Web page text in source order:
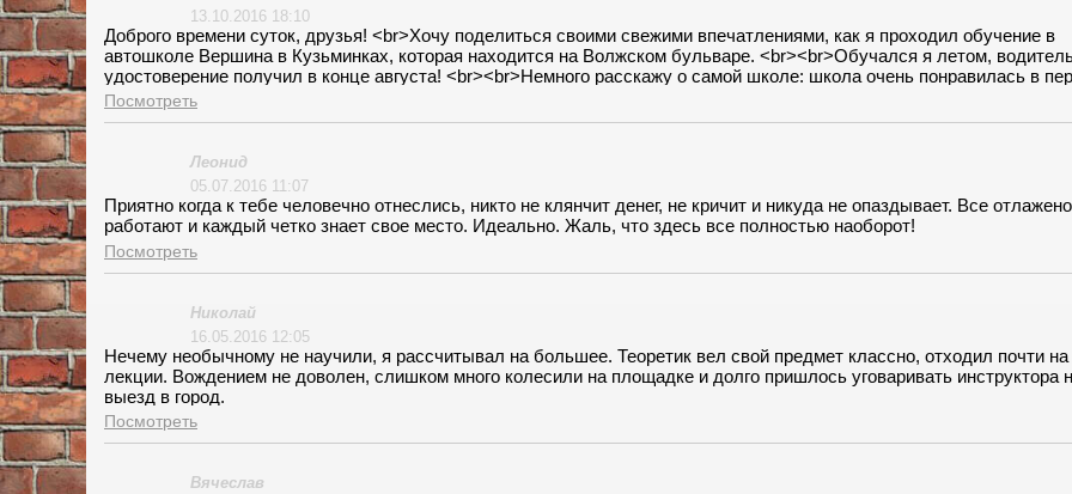
13.10.2016 18:10
Доброго времени суток, друзья! <br>Хочу поделиться своими свежими впечатлениями, как я проходил обучение в
автошколе Вершина в Кузьминках, которая находится на Волжском бульваре. <br><br>Обучался я летом,
удостоверение получил в конце августа! <br><br>Немного расскажу о самой школе: школа очень понравилась в
очередь своим удобным расположением, рядом с метро Кузьминки. Стоимость обучения в школе была такой же, как
было указанно на сайте, это важный был для меня момент, потому что в процессе поиска автошколы я натыкался на
очень толково и доходчиво все рассказывают и объясняют, во всем ощущал индивидуальный подход и мне это
понравилось . Особую благодарность хочу выразить Людмиле Васильевне, которая все же смогла донести до меня
правила проезда нерегулируемых перекрестков, которые мне никак не давались! <br>Экзамен по теории сдал с
раза. Практика так же прошла без особых трудностей! <br><br>Искренне желаю всем сомневающимся обратить
на Вершину, так как в Кузьминках сейчас не так много хороших автошкол!<br>Желаю удачи на дороге!
Посмотреть
Леонид
05.07.2016 11:07
Приятно когда к тебе человечно отнеслись, никто не клянчит денег, не кричит и никуда не опаздывает. Все отлажено
работают и каждый четко знает свое место. Идеально. Жаль, что здесь все полностью наоборот!
Посмотреть
Николай
16.05.2016 12:05
Нечему необычному не научили, я рассчитывал на большее. Теоретик вел свой предмет классно, отходил почти на
лекции. Вождением не доволен, слишком много колесили на площадке и долго пришлось уговаривать инструктора
выезд в город.
Посмотреть
Вячеслав